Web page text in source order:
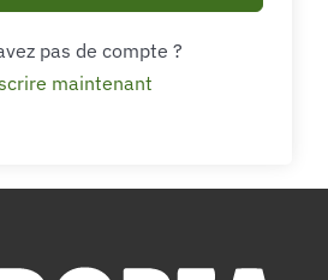
pas de compte ?
maintenant